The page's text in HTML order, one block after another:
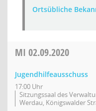
Ortsübliche
MI 02.09.2020
Jugendhilfeausschuss
17:00 Uhr
Sitzungssaal des
Werdau, Königswalder